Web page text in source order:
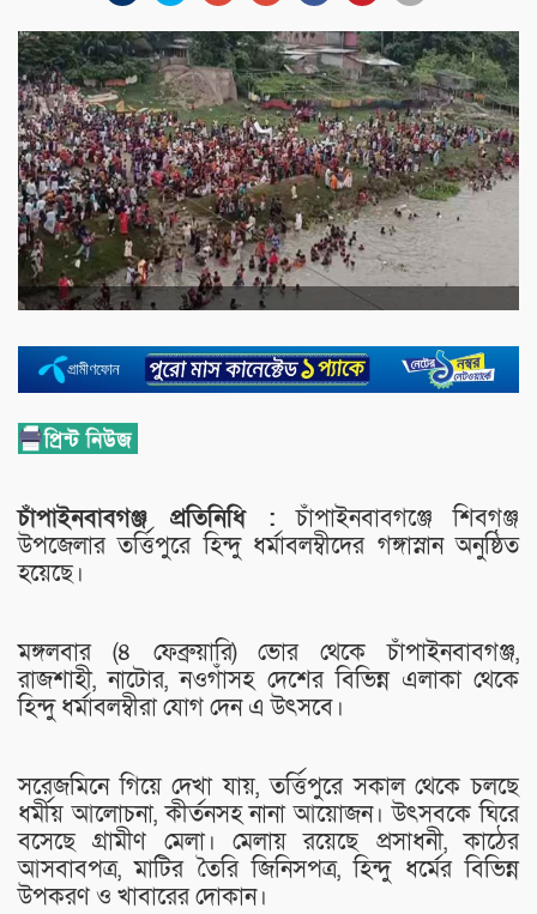
চাঁপাইনবাবগঞ্জ প্রতিনিধি : চাঁপাইনবাবগঞ্জে শিবগঞ্জ
উপজেলার তর্ত্তিপুরে হিন্দু ধর্মাবলম্বীদের গঙ্গাস্নান অনুষ্ঠিত
হয়েছে।
মঙ্গলবার (৪ ফেব্রুয়ারি) ভোর থেকে চাঁপাইনবাবগঞ্জ,
রাজশাহী, নাটোর, নওগাঁসহ দেশের বিভিন্ন এলাকা থেকে
হিন্দু ধর্মাবলম্বীরা যোগ দেন এ উৎসবে।
সরেজমিনে গিয়ে দেখা যায়, তর্ত্তিপুরে সকাল থেকে চলছে
ধর্মীয় আলোচনা, কীর্তনসহ নানা আয়োজন। উৎসবকে ঘিরে
বসেছে গ্রামীণ মেলা। মেলায় রয়েছে প্রসাধনী, কাঠের
আসবাবপত্র, মাটির তৈরি জিনিসপত্র, হিন্দু ধর্মের বিভিন্ন
উপকরণ ও খাবারের দোকান।